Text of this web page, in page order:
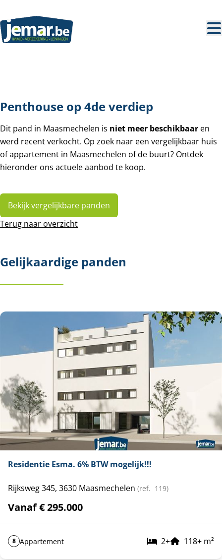
VERKOCHT
Penthouse op 4de verdiep
Dit pand in Maasmechelen is niet meer beschikbaar en
werd recent verkocht. Op zoek naar een vergelijkbaar huis
of appartement in Maasmechelen of de buurt? Ontdek
hieronder ons actuele aanbod te koop.
Bekijk vergelijkbare panden
Terug naar overzicht
Gelijkaardige panden
Residentie Esma. 6% BTW mogelijk!!!
Rijksweg 345, 3630 Maasmechelen (ref. 119)
Vanaf € 295.000
8 Appartement 2+ 118+ m²